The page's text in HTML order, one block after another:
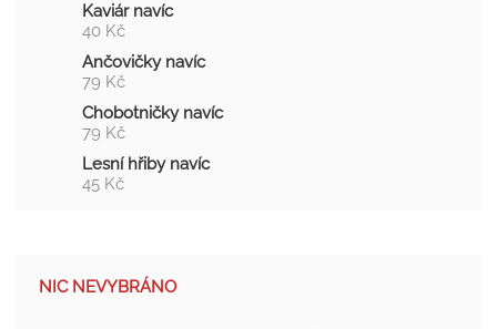
Kaviár navíc
40 Kč
Ančovičky navíc
79 Kč
Chobotničky navíc
79 Kč
Lesní hřiby navíc
45 Kč
NIC NEVYBRÁNO